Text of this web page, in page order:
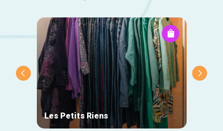
Les Petits Riens